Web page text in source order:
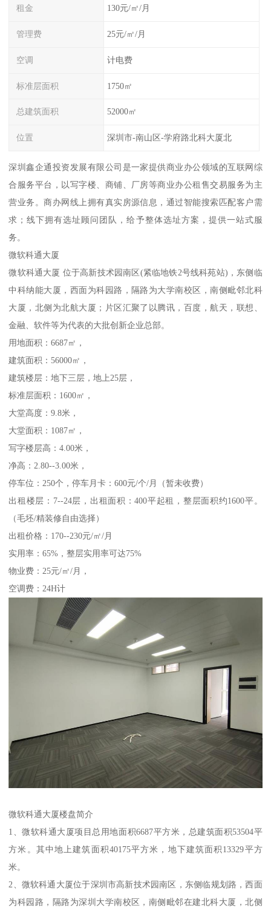
租金 130元/㎡/月
管理费 25元/㎡/月
空调 计电费
标准层面积 1750㎡
总建筑面积 52000㎡
位置 深圳市-南山区-学府路北科大厦北
深圳鑫企通投资发展有限公司是一家提供商业办公领域的互联网综
合服务平台，以写字楼、商铺、厂房等商业办公租售交易服务为主
营业务。商办网线上拥有真实房源信息，通过智能搜索匹配客户需
求；线下拥有选址顾问团队，给予整体选址方案，提供一站式服
务。
微软科通大厦
微软科通大厦 位于高新技术园南区(紧临地铁2号线科苑站)，东侧临
中科纳能大厦，西面为科园路，隔路为大学南校区，南侧毗邻北科
大厦，北侧为北航大厦；片区汇聚了以腾讯，百度，航天，联想、
金融、软件等为代表的大批创新企业总部。
用地面积：6687㎡，
建筑面积：56000㎡，
建筑楼层：地下三层，地上25层，
标准层面积：1600㎡，
大堂高度：9.8米，
大堂面积：1087㎡，
写字楼层高：4.00米，
净高：2.80--3.00米，
停车位：250个，停车月卡：600元/个/月（暂未收费）
出租楼层：7--24层，出租面积：400平起租，整层面积约1600平。
（毛坯/精装修自由选择）
出租价格：170--230元/㎡/月
实用率：65%，整层实用率可达75%
物业费：25元/㎡/月，
空调费：24H计
微软科通大厦楼盘简介
1、微软科通大厦项目总用地面积6687平方米，总建筑面积53504平
方米。其中地上建筑面积40175平方米，地下建筑面积13329平方
米。
2、微软科通大厦位于深圳市高新技术园南区，东侧临规划路，西面
为科园路，隔路为深圳大学南校区，南侧毗邻在建北科大厦，北侧